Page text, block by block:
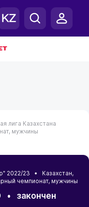
лига Казахстана
мужчины
2022/23 • Казахстан,
чемпионат, мужчины
• закончен